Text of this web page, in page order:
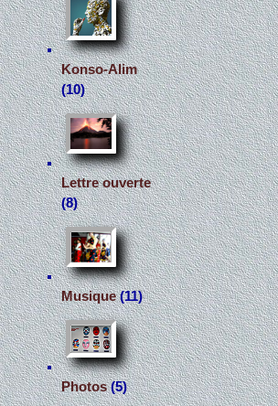
Konso-Alim
(10)
Lettre ouverte
(8)
Musique(11)
Photos(5)